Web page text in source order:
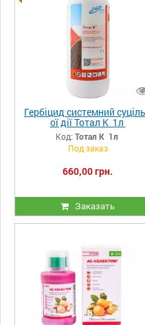
Гербіцид системний
ої дії Тотал К 1л
Код: Тотал К 1л
Под заказ
660,00 грн.
Заказать